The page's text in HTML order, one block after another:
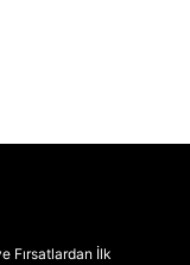
Fırsatlardan İlk